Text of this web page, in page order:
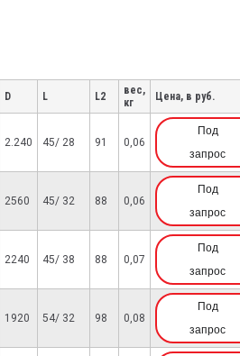
D L L2
вес,
кг
Цена, в руб.
2.240 45/ 28 91 0,06
Под
запрос
2560 45/ 32 88 0,06
Под
запрос
2240 45/ 38 88 0,07
Под
запрос
1920 54/ 32 98 0,08
Под
запрос